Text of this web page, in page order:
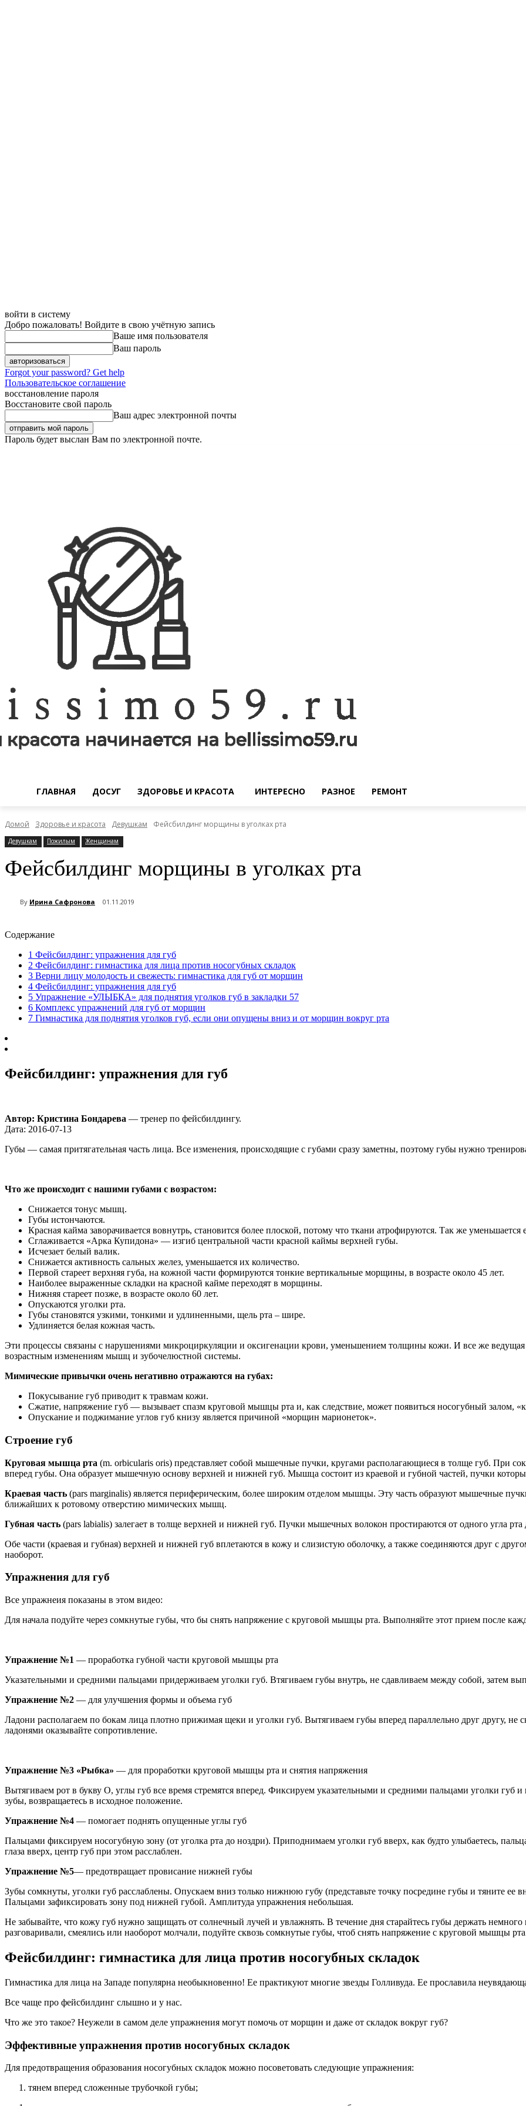
войти в систему
Добро пожаловать! Войдите в свою учётную запись
Ваше имя пользователя
Ваш пароль
Forgot your password? Get help
Пользовательское соглашение
восстановление пароля
Восстановите свой пароль
Ваш адрес электронной почты
Пароль будет выслан Вам по электронной почте.
ГЛАВНАЯ ДОСУГ ЗДОРОВЬЕ И КРАСОТА ИНТЕРЕСНО РАЗНОЕ РЕМОНТ
Домой Здоровье и красота Девушкам Фейсбилдинг морщины в уголках рта
Девушкам Пожилым Женщинам
Фейсбилдинг морщины в уголках рта
By Ирина Сафронова 01.11.2019
Содержание
1 Фейсбилдинг: упражнения для губ
2 Фейсбилдинг: гимнастика для лица против носогубных складок
3 Верни лицу молодость и свежесть: гимнастика для губ от морщин
4 Фейсбилдинг: упражнения для губ
5 Упражнение «УЛЫБКА» для поднятия уголков губ в закладки 57
6 Комплекс упражнений для губ от морщин
7 Гимнастика для поднятия уголков губ, если они опущены вниз и от морщин вокруг рта
Фейсбилдинг: упражнения для губ
Автор: Кристина Бондарева — тренер по фейсбилдингу.
Дата: 2016-07-13
Губы — самая притягательная часть лица. Все изменения, происходящие с губами сразу заметны, поэтому губы нужно
Что же происходит с нашими губами с возрастом:
Снижается тонус мышц.
Губы истончаются.
Красная кайма заворачивается вовнутрь, становится более плоской, потому что ткани атрофируются. Так же уменьшается
Сглаживается «Арка Купидона» — изгиб центральной части красной каймы верхней губы.
Исчезает белый валик.
Снижается активность сальных желез, уменьшается их количество.
Первой стареет верхняя губа, на кожной части формируются тонкие вертикальные морщины, в возрасте около 45 лет.
Наиболее выраженные складки на красной кайме переходят в морщины.
Нижняя стареет позже, в возрасте около 60 лет.
Опускаются уголки рта.
Губы становятся узкими, тонкими и удлиненными, щель рта – шире.
Удлиняется белая кожная часть.
Эти процессы связаны с нарушениями микроциркуляции и оксигенации крови, уменьшением толщины кожи. И все же
возрастным изменениям мышц и зубочелюстной системы.
Мимические привычки очень негативно отражаются на губах:
Покусывание губ приводит к травмам кожи.
Сжатие, напряжение губ — вызывает спазм круговой мышцы рта и, как следствие, может появиться носогубный залом,
Опускание и поджимание углов губ книзу является причиной «морщин марионеток».
Строение губ
Круговая мышца рта (m. orbicularis oris) представляет собой мышечные пучки, кругами располагающиеся в толще губ. При
вперед губы. Она образует мышечную основу верхней и нижней губ. Мышца состоит из краевой и губной частей, пучки
Краевая часть (pars marginalis) является периферическим, более широким отделом мышцы. Эту часть образуют мышечные
ближайших к ротовому отверстию мимических мышц.
Губная часть (pars labialis) залегает в толще верхней и нижней губ. Пучки мышечных волокон простираются от одного угла рта
Обе части (краевая и губная) верхней и нижней губ вплетаются в кожу и слизистую оболочку, а также соединяются друг с
наоборот.
Упражнения для губ
Все упражнеия показаны в этом видео:
Для начала подуйте через сомкнутые губы, что бы снять напряжение с круговой мышцы рта. Выполняйте этот прием после
Упражнение №1 — проработка губной части круговой мышцы рта
Указательными и средними пальцами придерживаем уголки губ. Втягиваем губы внутрь, не сдавливаем между собой, затем
Упражнение №2 — для улучшения формы и объема губ
Ладони располагаем по бокам лица плотно прижимая щеки и уголки губ. Вытягиваем губы вперед параллельно друг другу, не
ладонями оказывайте сопротивление.
Упражнение №3 «Рыбка» — для проработки круговой мышцы рта и снятия напряжения
Вытягиваем рот в букву О, углы губ все время стремятся вперед. Фиксируем указательными и средними пальцами уголки губ
зубы, возвращаетесь в исходное положение.
Упражнение №4 — помогает поднять опущенные углы губ
Пальцами фиксируем носогубную зону (от уголка рта до ноздри). Приподнимаем уголки губ вверх, как будто улыбаетесь,
глаза вверх, центр губ при этом расслаблен.
Упражнение №5— предотвращает провисание нижней губы
Зубы сомкнуты, уголки губ расслаблены. Опускаем вниз только нижнюю губу (представьте точку посредине губы и тяните ее
Пальцами зафиксировать зону под нижней губой. Амплитуда упражнения небольшая.
Не забывайте, что кожу губ нужно защищать от солнечный лучей и увлажнять. В течение дня старайтесь губы держать
разговаривали, смеялись или наоборот молчали, подуйте сквозь сомкнутые губы, чтоб снять напряжение с круговой мышцы
Фейсбилдинг: гимнастика для лица против носогубных складок
Гимнастика для лица на Западе популярна необыкновенно! Ее практикуют многие звезды Голливуда. Ее прославила
Все чаще про фейсбилдинг слышно и у нас.
Что же это такое? Неужели в самом деле упражнения могут помочь от морщин и даже от складок вокруг губ?
Эффективные упражнения против носогубных складок
Для предотвращения образования носогубных складок можно посоветовать следующие упражнения:
тянем вперед сложенные трубочкой губы;